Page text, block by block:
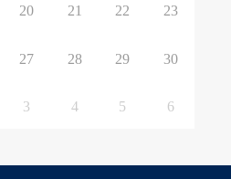
20 21 22 23
27 28 29 30
3 4 5 6